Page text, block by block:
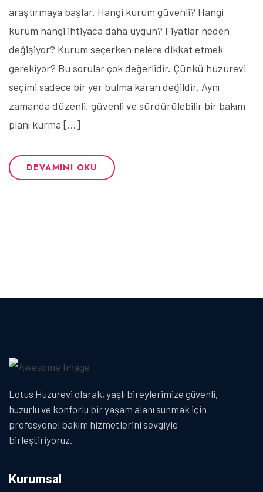
araştırmaya başlar. Hangi kurum güvenli? Hangi
kurum hangi ihtiyaca daha uygun? Fiyatlar neden
değişiyor? Kurum seçerken nelere dikkat etmek
gerekiyor? Bu sorular çok değerlidir. Çünkü huzurevi
seçimi sadece bir yer bulma kararı değildir. Aynı
zamanda düzenli, güvenli ve sürdürülebilir bir bakım
planı kurma […]
DEVAMINI OKU
Lotus Huzurevi olarak, yaşlı bireylerimize güvenli,
huzurlu ve konforlu bir yaşam alanı sunmak için
profesyonel bakım hizmetlerini sevgiyle
birleştiriyoruz.
Kurumsal